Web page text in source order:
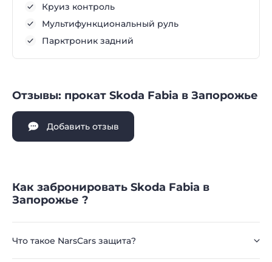
Круиз контроль
Мультифункциональный руль
Парктроник задний
Отзывы: прокат Skoda Fabia в Запорожье
Добавить отзыв
Как забронировать Skoda Fabia в
Запорожье ?
Что такое NarsCars защита?